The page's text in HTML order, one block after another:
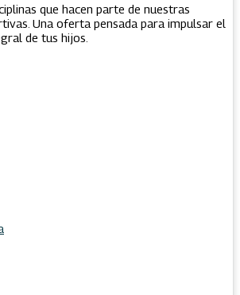
que hacen parte de nuestras
Una oferta pensada para impulsar el
de tus hijos.